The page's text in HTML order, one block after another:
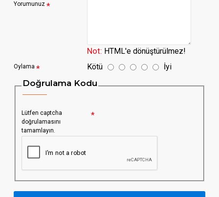
Yorumunuz
Not: HTML'e dönüştürülmez!
Oylama Kötü İyi
Doğrulama Kodu
Lütfen captcha
doğrulamasını
tamamlayın.